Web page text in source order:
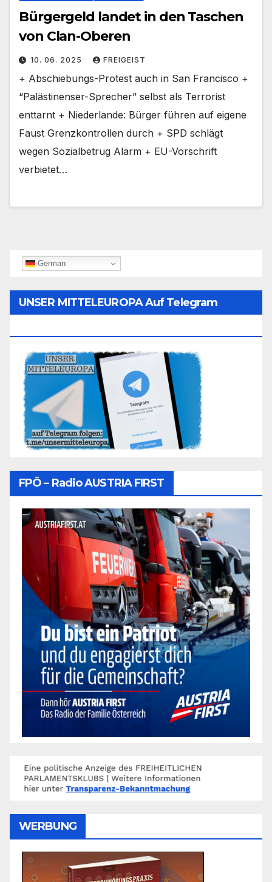
Bürgergeld landet in den Taschen
von Clan-Oberen
10. 06. 2025 FREIGEIST
+ Abschiebungs-Protest auch in San Francisco +
“Palästinenser-Sprecher” selbst als Terrorist
enttarnt + Niederlande: Bürger führen auf eigene
Faust Grenzkontrollen durch + SPD schlägt
wegen Sozialbetrug Alarm + EU-Vorschrift
verbietet…
German
UNSER MITTELEUROPA Auf Telegram
FPÖ – Radio AUSTRIA FIRST
WERBUNG